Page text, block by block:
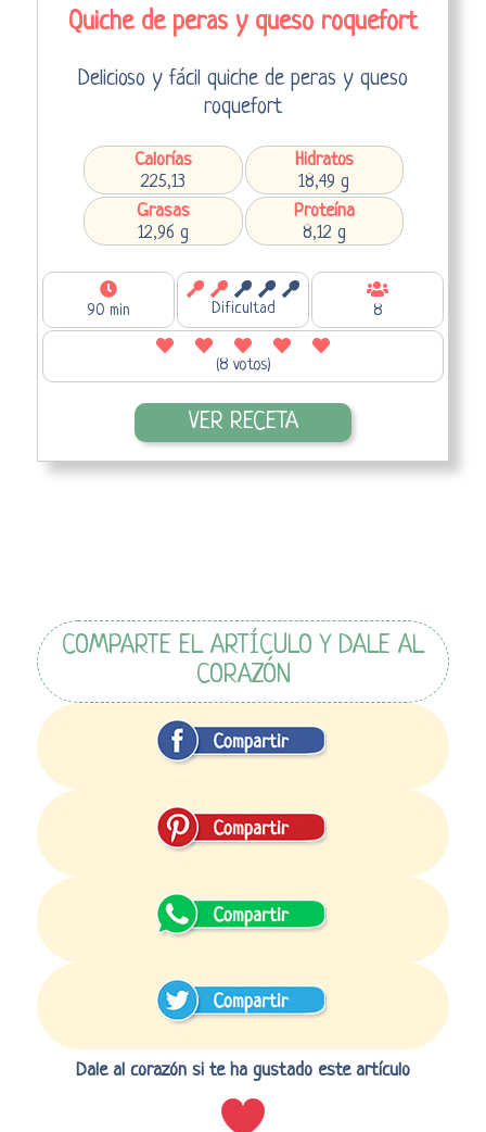
Quiche de peras y queso roquefort
Delicioso y fácil quiche de peras y queso
roquefort
Calorías
225,13
Hidratos
18,49 g
Grasas
12,96 g
Proteína
8,12 g
90 min Dificultad 8
(8 votos)
VER RECETA
COMPARTE EL ARTÍCULO Y DALE AL
CORAZÓN
Dale al corazón si te ha gustado este artículo